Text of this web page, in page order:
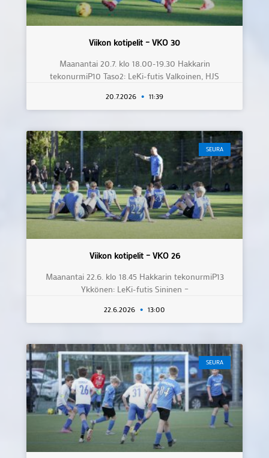
Viikon kotipelit – VKO 30
Maanantai 20.7. klo 18.00-19.30 Hakkarin
tekonurmiP10 Taso2: LeKi-futis Valkoinen, HJS
20.7.2026 11:39
SEURA
Viikon kotipelit – VKO 26
Maanantai 22.6. klo 18.45 Hakkarin tekonurmiP13
Ykkönen: LeKi-futis Sininen –
22.6.2026 13:00
SEURA